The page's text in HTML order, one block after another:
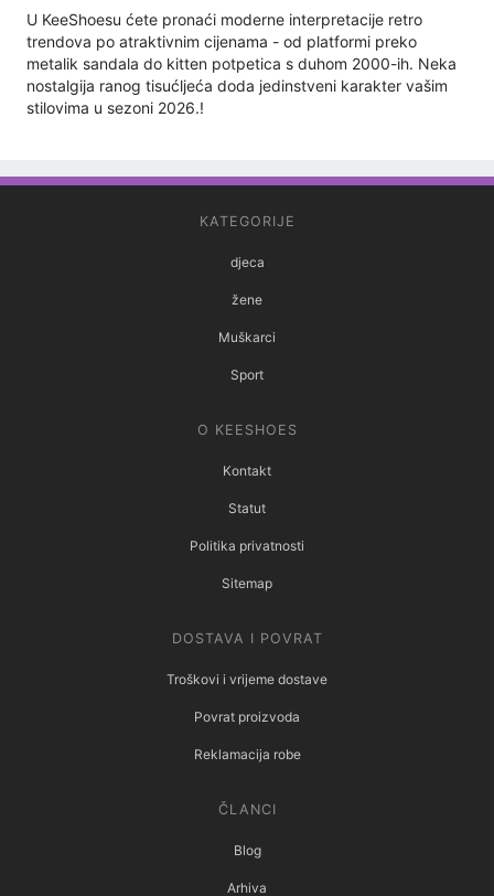
U KeeShoesu ćete pronaći moderne interpretacije retro
trendova po atraktivnim cijenama - od platformi preko
metalik sandala do kitten potpetica s duhom 2000-ih. Neka
nostalgija ranog tisućljeća doda jedinstveni karakter vašim
stilovima u sezoni 2026.!
KATEGORIJE
djeca
žene
Muškarci
Sport
O KEESHOES
Kontakt
Statut
Politika privatnosti
Sitemap
DOSTAVA I POVRAT
Troškovi i vrijeme dostave
Povrat proizvoda
Reklamacija robe
ČLANCI
Blog
Arhiva